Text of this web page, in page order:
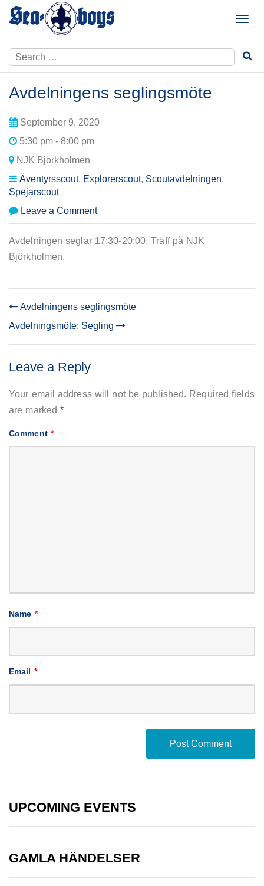
Skip
T
g
l
Search
for:
Avdelningens seglingsmöte
September 9, 2020
5:30 pm - 8:00 pm
NJK Björkholmen
Äventyrsscout, Explorerscout, Scoutavdelningen,
Spejarscout
Leave a Commenton
Avdelningens
seglingsmöte
Avdelningen seglar 17:30-20:00. Träff på NJK
Björkholmen.
POST
NAVIGATION
Avdelningens seglingsmöte
Avdelningsmöte: Segling
Leave a Reply
Your email address will not be published. Required fields
are marked*
Comment *
Name *
Email *
UPCOMING EVENTS
GAMLA HÄNDELSER